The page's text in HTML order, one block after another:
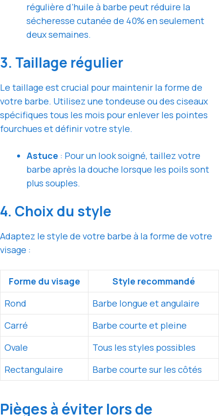
régulière d’huile à barbe peut réduire la
sécheresse cutanée de 40% en seulement
deux semaines.
3. Taillage régulier
Le taillage est crucial pour maintenir la forme de
votre barbe. Utilisez une tondeuse ou des ciseaux
spécifiques tous les mois pour enlever les pointes
fourchues et définir votre style.
Astuce : Pour un look soigné, taillez votre
barbe après la douche lorsque les poils sont
plus souples.
4. Choix du style
Adaptez le style de votre barbe à la forme de votre
visage :
Forme du visage
Style recommandé
Rond
Barbe longue et angulaire
Carré
Barbe courte et pleine
Ovale
Tous les styles possibles
Rectangulaire
Barbe courte sur les côtés
Pièges à éviter lors de